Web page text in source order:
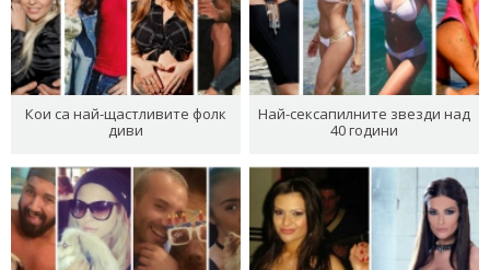
Кои са най-щастливите фолк
диви
Най-сексапилните звезди над
40 години